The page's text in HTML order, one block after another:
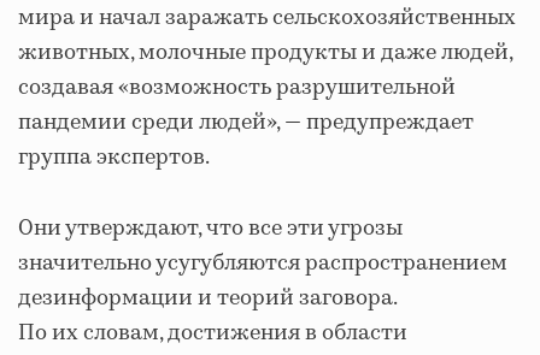
мира и начал заражать сельскохозяйственных
животных, молочные продукты и даже людей,
создавая «возможность разрушительной
пандемии среди людей», — предупреждает
группа экспертов.
Они утверждают, что все эти угрозы
значительно усугубляются распространением
дезинформации и теорий заговора.
По их словам, достижения в области